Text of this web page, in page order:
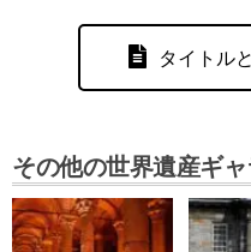
タイトル
その他の世界遺産ギ